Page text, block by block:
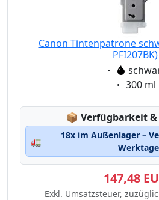
Canon Tintenpatrone
PFI207BK)
Eigenschaft:
300 ml
📦 Lagerstatus:
Verfügbarkeit
🚛
18x im Außenlager –
147,48
Exkl. Umsatzsteuer,